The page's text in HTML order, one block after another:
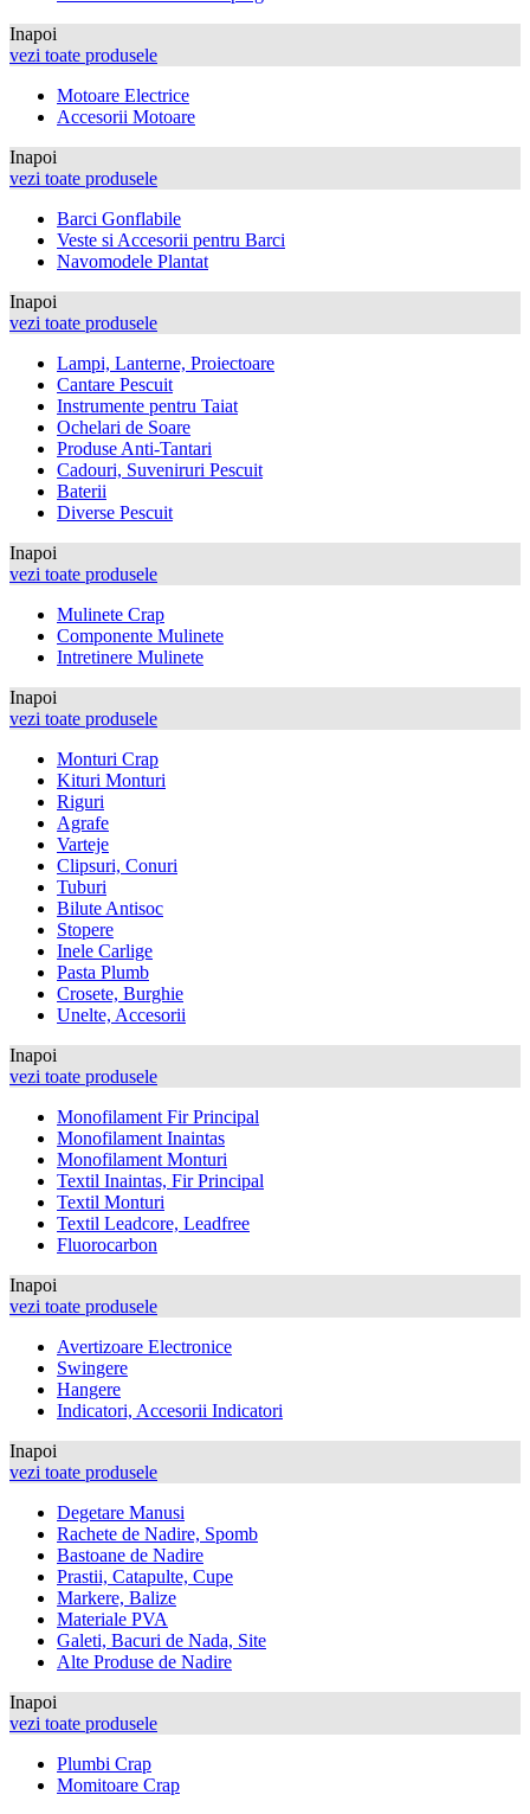
Inapoi
vezi toate produsele
Motoare Electrice
Accesorii Motoare
Inapoi
vezi toate produsele
Barci Gonflabile
Veste si Accesorii pentru Barci
Navomodele Plantat
Inapoi
vezi toate produsele
Lampi, Lanterne, Proiectoare
Cantare Pescuit
Instrumente pentru Taiat
Ochelari de Soare
Produse Anti-Tantari
Cadouri, Suveniruri Pescuit
Baterii
Diverse Pescuit
Inapoi
vezi toate produsele
Mulinete Crap
Componente Mulinete
Intretinere Mulinete
Inapoi
vezi toate produsele
Monturi Crap
Kituri Monturi
Riguri
Agrafe
Varteje
Clipsuri, Conuri
Tuburi
Bilute Antisoc
Stopere
Inele Carlige
Pasta Plumb
Crosete, Burghie
Unelte, Accesorii
Inapoi
vezi toate produsele
Monofilament Fir Principal
Monofilament Inaintas
Monofilament Monturi
Textil Inaintas, Fir Principal
Textil Monturi
Textil Leadcore, Leadfree
Fluorocarbon
Inapoi
vezi toate produsele
Avertizoare Electronice
Swingere
Hangere
Indicatori, Accesorii Indicatori
Inapoi
vezi toate produsele
Degetare Manusi
Rachete de Nadire, Spomb
Bastoane de Nadire
Prastii, Catapulte, Cupe
Markere, Balize
Materiale PVA
Galeti, Bacuri de Nada, Site
Alte Produse de Nadire
Inapoi
vezi toate produsele
Plumbi Crap
Momitoare Crap